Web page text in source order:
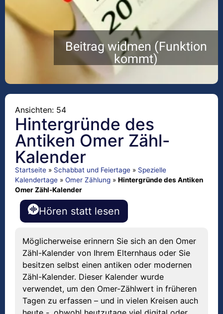
Beitrag widmen (Funktion
kommt)
Ansichten: 54
Hintergründe des
Antiken Omer Zähl-
Kalender
Startseite » Schabbat und Feiertage » Spezielle
Kalendertage » Omer Zählung » Hintergründe des Antiken
Omer Zähl-Kalender
Hören statt lesen
Möglicherweise erinnern Sie sich an den Omer
Zähl-Kalender von Ihrem Elternhaus oder Sie
besitzen selbst einen antiken oder modernen
Zähl-Kalender. Dieser Kalender wurde
verwendet, um den Omer-Zählwert in früheren
Tagen zu erfassen – und in vielen Kreisen auch